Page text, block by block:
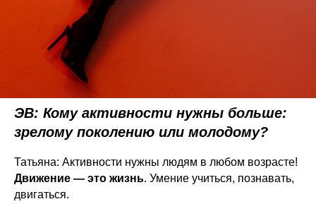
ЭВ: Кому активности нужны больше:
зрелому поколению или молодому?
Татьяна: Активности нужны людям в любом возрасте!
Движение — это жизнь. Умение учиться, познавать,
двигаться.